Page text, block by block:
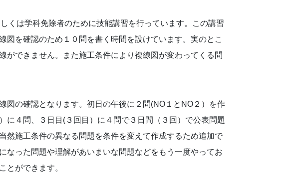
くは学科免除者のために技能講習を行っています。この講習
図を確認のため１０問を書く時間を設けています。実のとこ
ができません。また施工条件により複線図が変わってくる問
図の確認となります。初日の午後に２問(NO１とNO２）を作
に４問、３日目(３回目）に４問で３日間（３回）で公表問題
然施工条件の異なる問題を条件を変えて作成するため追加で
なった問題や理解があいまいな問題などをもう一度やってお
とができます。